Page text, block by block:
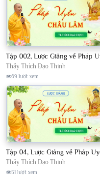
Thầy Thích Đạo Thịnh
69 lượt xem
Thầy Thích Đạo Thịnh
51 lượt xem